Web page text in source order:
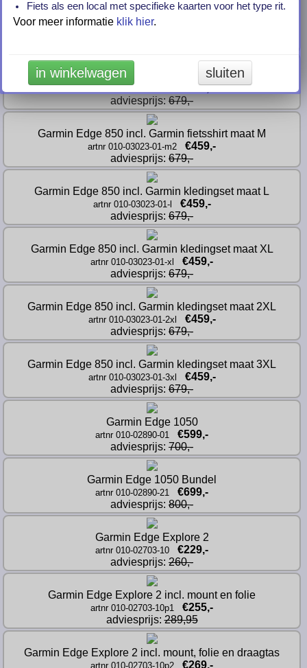
Garmin Edge 850 incl. Garmin kledingset maat XS
Garmin Edge 850 incl. Garmin fietsshirt maat S
€459,-
adviesprijs: 679,-
Garmin Edge 850 incl. Garmin fietsshirt maat M
artnr 010-03023-01-m2
€459,-
adviesprijs: 679,-
Garmin Edge 850 incl. Garmin kledingset maat L
artnr 010-03023-01-l
€459,-
adviesprijs: 679,-
Garmin Edge 850 incl. Garmin kledingset maat XL
artnr 010-03023-01-xl
€459,-
adviesprijs: 679,-
Garmin Edge 850 incl. Garmin kledingset maat 2XL
artnr 010-03023-01-2xl
€459,-
adviesprijs: 679,-
Garmin Edge 850 incl. Garmin kledingset maat 3XL
artnr 010-03023-01-3xl
€459,-
adviesprijs: 679,-
Garmin Edge 1050
artnr 010-02890-01
€599,-
adviesprijs: 700,-
Garmin Edge 1050 Bundel
artnr 010-02890-21
€699,-
adviesprijs: 800,-
Garmin Edge Explore 2
artnr 010-02703-10
€229,-
adviesprijs: 260,-
Garmin Edge Explore 2 incl. mount en folie
artnr 010-02703-10p1
€255,-
adviesprijs: 289,95
Garmin Edge Explore 2 incl. mount, folie en draagtas
artnr 010-02703-10p2 €269,-
Fiets als een local met specifieke kaarten voor het type rit.
Voor meer informatie klik hier.
in winkelwagen sluiten